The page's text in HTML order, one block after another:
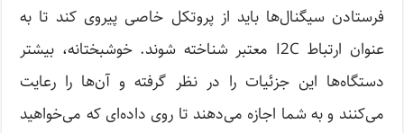
فرستادن سیگنال‌ها باید از پروتکل خاصی پیروی کند تا به
عنوان ارتباط I2C معتبر شناخته شوند. خوشبختانه، بیشتر
دستگاه‌ها این جزئیات را در نظر گرفته و آن‌ها را رعایت
می‌کنند و به شما اجازه می‌دهند تا روی داده‌ای که می‌خواهید